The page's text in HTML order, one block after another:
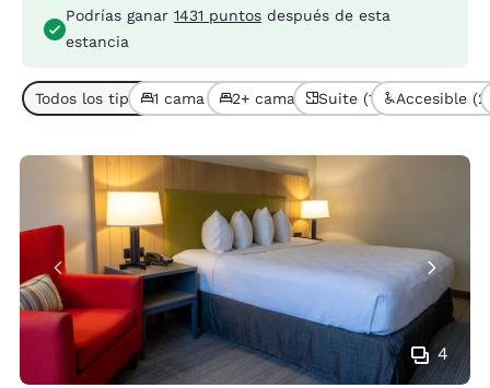
Podrías ganar 1431 puntos después de esta
estancia
Todos los tipos de habitación (7)
1 cama (6)2+ camas (1)Suite (1) Accesible
4